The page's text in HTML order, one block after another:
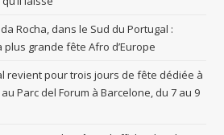
Rocha, dans le Sud du Portugal :
grande fête Afro d’Europe
revient pour trois jours de fête dédiée à
Parc del Forum à Barcelone, du 7 au 9